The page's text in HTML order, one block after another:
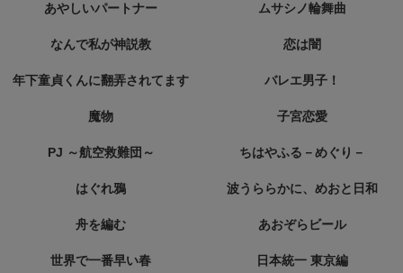
あやしいパートナー ムサシノ輪舞曲
なんで私が神説教 恋は闇
年下童貞くんに翻弄されてます バレエ男子！
魔物 子宮恋愛
PJ ～航空救難団～ ちはやふる－めぐり－
はぐれ鴉 波うららかに、めおと日和
舟を編む あおぞらビール
世界で一番早い春 日本統一 東京編